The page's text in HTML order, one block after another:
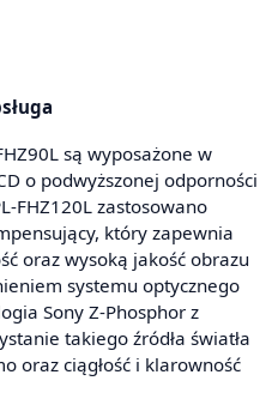
są wyposażone w
o podwyższonej odporności
FHZ120L zastosowano
który zapewnia
oraz wysoką jakość obrazu
systemu optycznego
Sony Z-Phosphor z
takiego źródła światła
oraz ciągłość i klarowność